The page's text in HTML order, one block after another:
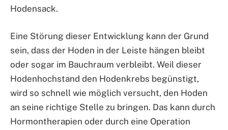
Hodensack.
Eine Störung dieser Entwicklung kann der Grund
sein, dass der Hoden in der Leiste hängen bleibt
oder sogar im Bauchraum verbleibt. Weil dieser
Hodenhochstand den Hodenkrebs begünstigt,
wird so schnell wie möglich versucht, den Hoden
an seine richtige Stelle zu bringen. Das kann durch
Hormontherapien oder durch eine Operation